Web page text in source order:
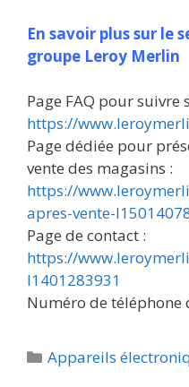
En savoir plus sur le
groupe Leroy Merlin
Page FAQ pour suivre
https://
Page dédiée pour
vente des magasins :
https://
apres-vente-
Page de contact :
https://
l1401283931
Numéro de téléphone
Catégories
Appareils